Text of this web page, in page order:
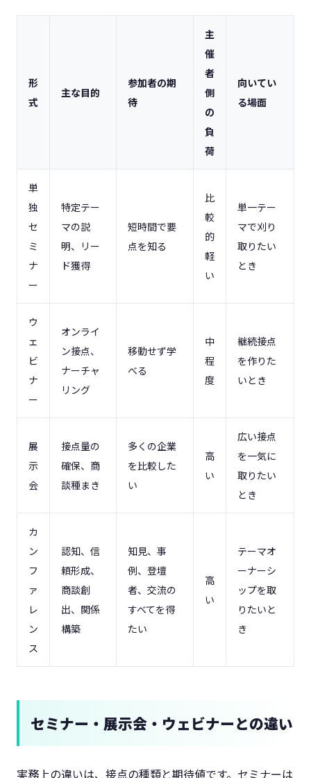
形
式
主な目的
参加者の期
待
主
催
者
側
の
負
荷
向いてい
る場面
単
独
セ
ミ
ナ
ー
特定テー
マの説
明、リー
ド獲得
短時間で要
点を知る
比
較
的
軽
い
単一テー
マで刈り
取りたい
とき
ウ
ェ
ビ
ナ
ー
オンライ
ン接点、
ナーチャ
リング
移動せず学
べる
中
程
度
継続接点
を作りた
いとき
展
示
会
接点量の
確保、商
談種まき
多くの企業
を比較した
い
高
い
広い接点
を一気に
取りたい
とき
カ
ン
フ
ァ
レ
ン
ス
認知、信
頼形成、
商談創
出、関係
構築
知見、事
例、登壇
者、交流の
すべてを得
たい
高
い
テーマオ
ーナーシ
ップを取
りたいと
き
セミナー・展示会・ウェビナーとの違い
実務上の違いは、接点の種類と期待値です。セミナーは